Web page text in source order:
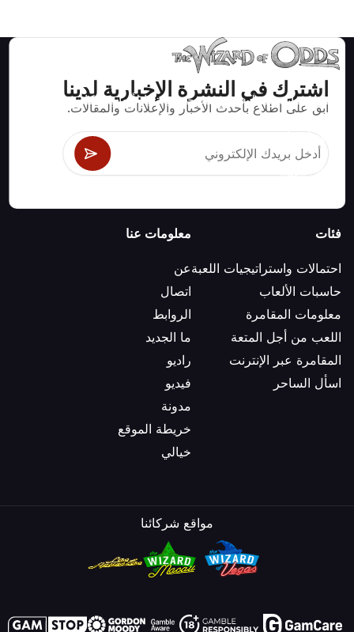
اشترك في النشرة الإخبارية لدينا
ابق على اطلاع بأحدث الأخبار والإعلانات والمقالات.
استراتيجيات ومعلومات صحيحة رياضيا لألعاب الكازينو مثل
البلاك جاك وكرابس والروليت ومئات الألعاب الأخرى التي
يمكن لعبها.
فئات
احتمالات واستراتيجيات اللعبة
حاسبات الألعاب
معلومات المقامرة
اللعب من أجل المتعة
المقامرة عبر الإنترنت
اسأل الساحر
معلومات عنا
عن
اتصال
الروابط
ما الجديد
راديو
فيديو
مدونة
خريطة الموقع
خيالي
مواقع شركائنا